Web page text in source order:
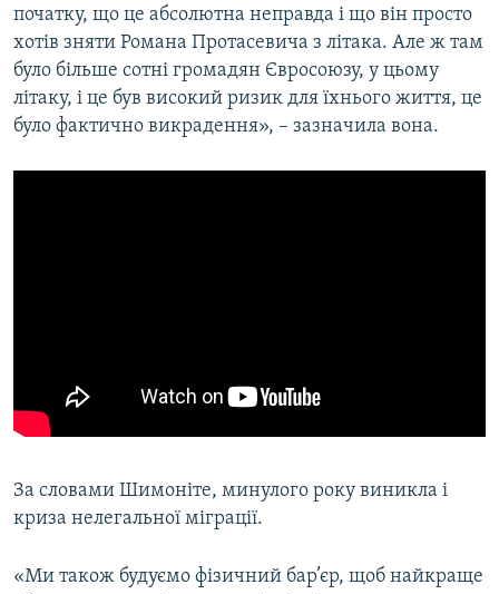
початку, що це абсолютна неправда і що він просто
хотів зняти Романа Протасевича з літака. Але ж там
було більше сотні громадян Євросоюзу, у цьому
літаку, і це був високий ризик для їхнього життя, це
було фактично викрадення», – зазначила вона.
За словами Шимоніте, минулого року виникла і
криза нелегальної міграції.
«Ми також будуємо фізичний бар’єр, щоб найкраще